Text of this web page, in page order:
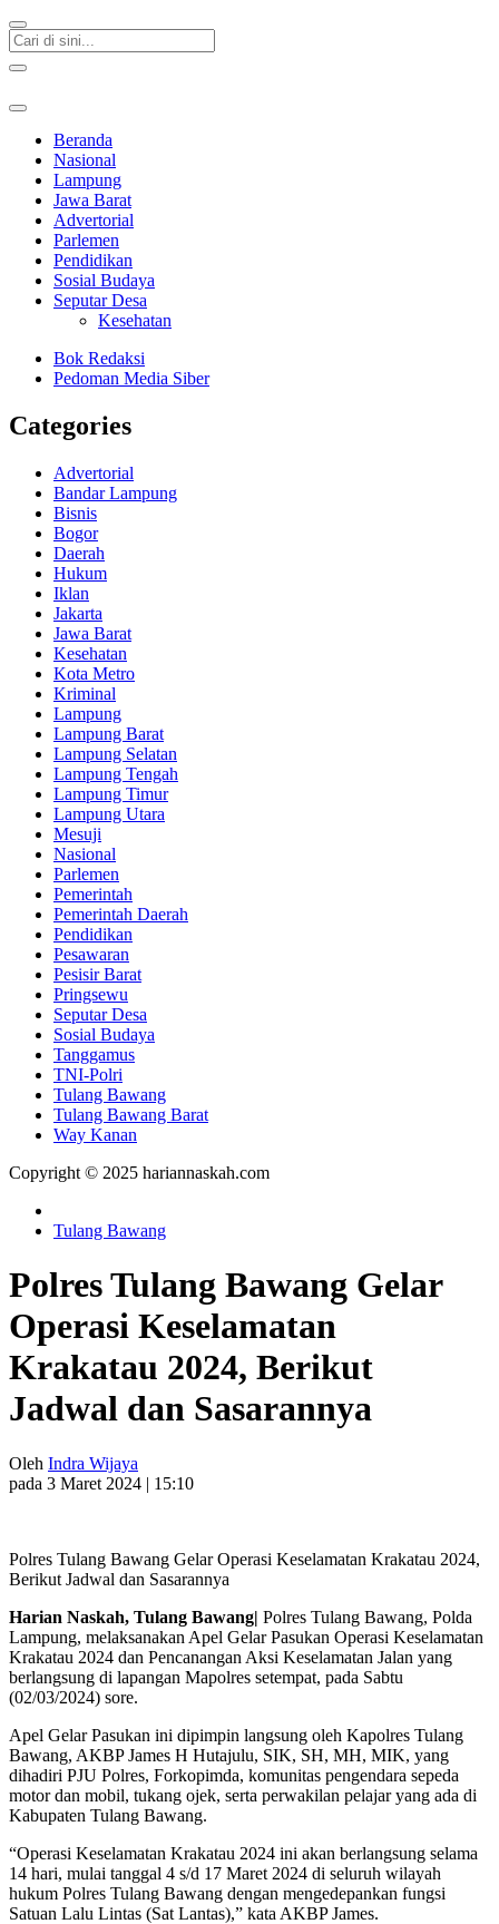
Beranda
Nasional
Lampung
Jawa Barat
Advertorial
Parlemen
Pendidikan
Sosial Budaya
Seputar Desa
Kesehatan
Bok Redaksi
Pedoman Media Siber
Categories
Advertorial
Bandar Lampung
Bisnis
Bogor
Daerah
Hukum
Iklan
Jakarta
Jawa Barat
Kesehatan
Kota Metro
Kriminal
Lampung
Lampung Barat
Lampung Selatan
Lampung Tengah
Lampung Timur
Lampung Utara
Mesuji
Nasional
Parlemen
Pemerintah
Pemerintah Daerah
Pendidikan
Pesawaran
Pesisir Barat
Pringsewu
Seputar Desa
Sosial Budaya
Tanggamus
TNI-Polri
Tulang Bawang
Tulang Bawang Barat
Way Kanan
Copyright © 2025 hariannaskah.com
Tulang Bawang
Polres Tulang Bawang Gelar
Operasi Keselamatan
Krakatau 2024, Berikut
Jadwal dan Sasarannya
Oleh Indra Wijaya
pada 3 Maret 2024 | 15:10
Polres Tulang Bawang Gelar Operasi Keselamatan Krakatau 2024,
Berikut Jadwal dan Sasarannya
Harian Naskah, Tulang Bawang| Polres Tulang Bawang, Polda
Lampung, melaksanakan Apel Gelar Pasukan Operasi Keselamatan
Krakatau 2024 dan Pencanangan Aksi Keselamatan Jalan yang
berlangsung di lapangan Mapolres setempat, pada Sabtu
(02/03/2024) sore.
Apel Gelar Pasukan ini dipimpin langsung oleh Kapolres Tulang
Bawang, AKBP James H Hutajulu, SIK, SH, MH, MIK, yang
dihadiri PJU Polres, Forkopimda, komunitas pengendara sepeda
motor dan mobil, tukang ojek, serta perwakilan pelajar yang ada di
Kabupaten Tulang Bawang.
“Operasi Keselamatan Krakatau 2024 ini akan berlangsung selama
14 hari, mulai tanggal 4 s/d 17 Maret 2024 di seluruh wilayah
hukum Polres Tulang Bawang dengan mengedepankan fungsi
Satuan Lalu Lintas (Sat Lantas),” kata AKBP James.